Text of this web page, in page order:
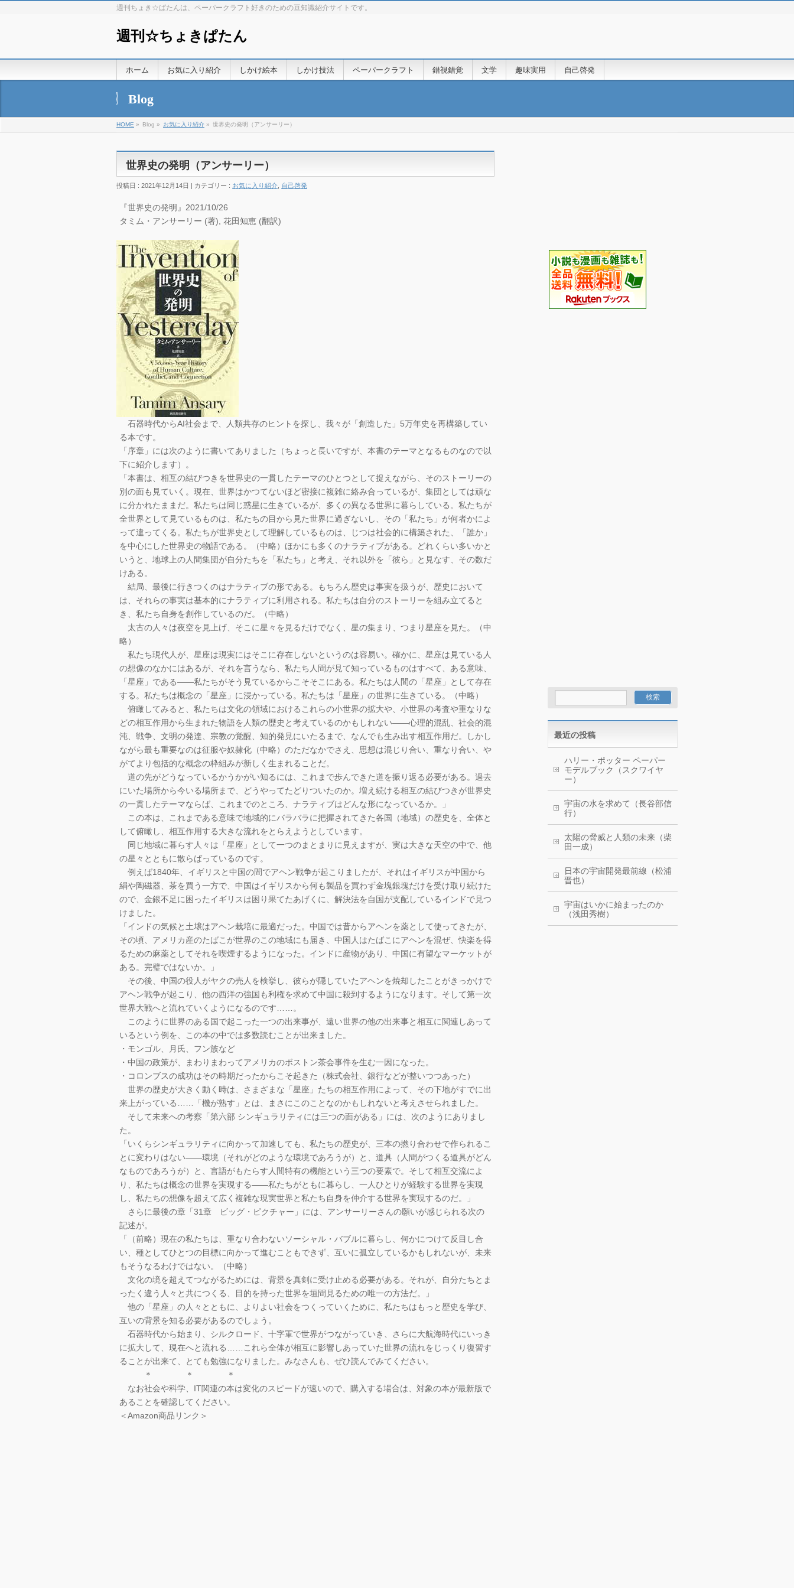
週刊ちょき☆ぱたんは、ペーパークラフト好きのための豆知識紹介サイトです。
週刊☆ちょきぱたん
ホーム お気に入り紹介 しかけ絵本 しかけ技法 ペーパークラフト 錯視錯覚 文学 趣味実用 自己啓発
Blog
HOME » Blog » お気に入り紹介 » 世界史の発明（アンサーリー）
世界史の発明（アンサーリー）
投稿日 : 2021年12月14日 | カテゴリー : お気に入り紹介 自己啓発
『世界史の発明』2021/10/26
タミム・アンサーリー (著), 花田知恵 (翻訳)
石器時代からAI社会まで、人類共存のヒントを探し、我々が「創造した」5万年史を再構築してい
る本です。
「序章」には次のように書いてありました（ちょっと長いですが、本書のテーマとなるものなので以
下に紹介します）。
「本書は、相互の結びつきを世界史の一貫したテーマのひとつとして捉えながら、そのストーリーの
別の面も見ていく。現在、世界はかつてないほど密接に複雑に絡み合っているが、集団としては頑な
に分かれたままだ。私たちは同じ惑星に生きているが、多くの異なる世界に暮らしている。私たちが
全世界として見ているものは、私たちの目から見た世界に過ぎないし、その「私たち」が何者かによ
って違ってくる。私たちが世界史として理解しているものは、じつは社会的に構築された、「誰か」
を中心にした世界史の物語である。（中略）ほかにも多くのナラティブがある。どれくらい多いかと
いうと、地球上の人間集団が自分たちを「私たち」と考え、それ以外を「彼ら」と見なす、その数だ
けある。
結局、最後に行きつくのはナラティブの形である。もちろん歴史は事実を扱うが、歴史において
は、それらの事実は基本的にナラティブに利用される。私たちは自分のストーリーを組み立てると
き、私たち自身を創作しているのだ。（中略）
太古の人々は夜空を見上げ、そこに星々を見るだけでなく、星の集まり、つまり星座を見た。（中
略）
私たち現代人が、星座は現実にはそこに存在しないというのは容易い。確かに、星座は見ている人
の想像のなかにはあるが、それを言うなら、私たち人間が見て知っているものはすべて、ある意味、
「星座」である――私たちがそう見ているからこそそこにある。私たちは人間の「星座」として存在
する。私たちは概念の「星座」に浸かっている。私たちは「星座」の世界に生きている。（中略）
俯瞰してみると、私たちは文化の領域におけるこれらの小世界の拡大や、小世界の考査や重なりな
どの相互作用から生まれた物語を人類の歴史と考えているのかもしれない――心理的混乱、社会的混
沌、戦争、文明の発達、宗教の覚醒、知的発見にいたるまで、なんでも生み出す相互作用だ。しかし
ながら最も重要なのは征服や奴隷化（中略）のただなかでさえ、思想は混じり合い、重なり合い、や
がてより包括的な概念の枠組みが新しく生まれることだ。
道の先がどうなっているかうかがい知るには、これまで歩んできた道を振り返る必要がある。過去
にいた場所から今いる場所まで、どうやってたどりついたのか。増え続ける相互の結びつきが世界史
の一貫したテーマならば、これまでのところ、ナラティブはどんな形になっているか。」
この本は、これまである意味で地域的にバラバラに把握されてきた各国（地域）の歴史を、全体と
して俯瞰し、相互作用する大きな流れをとらえようとしています。
同じ地域に暮らす人々は「星座」として一つのまとまりに見えますが、実は大きな天空の中で、他
の星々とともに散らばっているのです。
例えば1840年、イギリスと中国の間でアヘン戦争が起こりましたが、それはイギリスが中国から
絹や陶磁器、茶を買う一方で、中国はイギリスから何も製品を買わず金塊銀塊だけを受け取り続けた
ので、金銀不足に困ったイギリスは困り果てたあげくに、解決法を自国が支配しているインドで見つ
けました。
「インドの気候と土壌はアヘン栽培に最適だった。中国では昔からアヘンを薬として使ってきたが、
その頃、アメリカ産のたばこが世界のこの地域にも届き、中国人はたばこにアヘンを混ぜ、快楽を得
るための麻薬としてそれを喫煙するようになった。インドに産物があり、中国に有望なマーケットが
ある。完璧ではないか。」
その後、中国の役人がヤクの売人を検挙し、彼らが隠していたアヘンを焼却したことがきっかけで
アヘン戦争が起こり、他の西洋の強国も利権を求めて中国に殺到するようになります。そして第一次
世界大戦へと流れていくようになるのです……。
このように世界のある国で起こった一つの出来事が、遠い世界の他の出来事と相互に関連しあって
いるという例を、この本の中では多数読むことが出来ました。
・モンゴル、月氏、フン族など
・中国の政策が、まわりまわってアメリカのボストン茶会事件を生む一因になった。
・コロンブスの成功はその時期だったからこそ起きた（株式会社、銀行などが整いつつあった）
世界の歴史が大きく動く時は、さまざまな「星座」たちの相互作用によって、その下地がすでに出
来上がっている……「機が熟す」とは、まさにこのことなのかもしれないと考えさせられました。
そして未来への考察「第六部 シンギュラリティには三つの面がある」には、次のようにありまし
た。
「いくらシンギュラリティに向かって加速しても、私たちの歴史が、三本の撚り合わせで作られるこ
とに変わりはない――環境（それがどのような環境であろうが）と、道具（人間がつくる道具がどん
なものであろうが）と、言語がもたらす人間特有の機能という三つの要素で。そして相互交流によ
り、私たちは概念の世界を実現する――私たちがともに暮らし、一人ひとりが経験する世界を実現
し、私たちの想像を超えて広く複雑な現実世界と私たち自身を仲介する世界を実現するのだ。」
さらに最後の章「31章 ビッグ・ピクチャー」には、アンサーリーさんの願いが感じられる次の
記述が。
「（前略）現在の私たちは、重なり合わないソーシャル・バブルに暮らし、何かにつけて反目し合
い、種としてひとつの目標に向かって進むこともできず、互いに孤立しているかもしれないが、未来
もそうなるわけではない。（中略）
文化の境を超えてつながるためには、背景を真剣に受け止める必要がある。それが、自分たちとま
ったく違う人々と共につくる、目的を持った世界を垣間見るための唯一の方法だ。」
他の「星座」の人々とともに、よりよい社会をつくっていくために、私たちはもっと歴史を学び、
互いの背景を知る必要があるのでしょう。
石器時代から始まり、シルクロード、十字軍で世界がつながっていき、さらに大航海時代にいっき
に拡大して、現在へと流れる……これら全体が相互に影響しあっていた世界の流れをじっくり復習す
ることが出来て、とても勉強になりました。みなさんも、ぜひ読んでみてください。
＊ ＊ ＊
なお社会や科学、IT関連の本は変化のスピードが速いので、購入する場合は、対象の本が最新版で
あることを確認してください。
＜Amazon商品リンク＞
最近の投稿
ハリー・ポッター ペーパー
モデルブック（スクワイヤ
ー）
宇宙の水を求めて（長谷部信
行）
太陽の脅威と人類の未来（柴
田一成）
日本の宇宙開発最前線（松浦
晋也）
宇宙はいかに始まったのか
（浅田秀樹）